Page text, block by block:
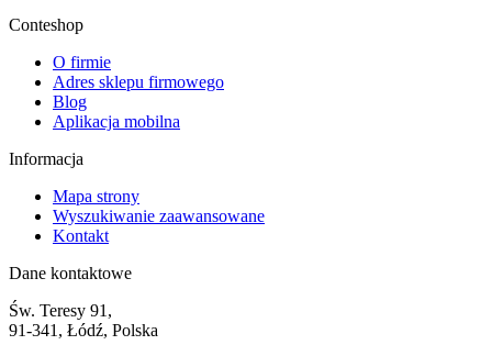
Conteshop
O firmie
Adres sklepu firmowego
Blog
Aplikacja mobilna
Informacja
Mapa strony
Wyszukiwanie zaawansowane
Kontakt
Dane kontaktowe
Św. Teresy 91,
91-341, Łódź, Polska